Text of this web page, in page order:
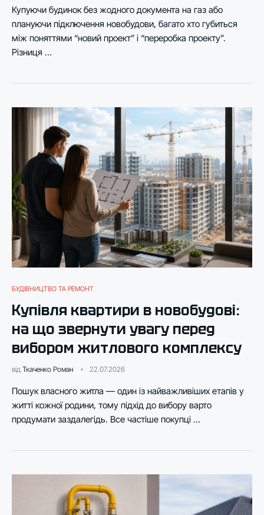
Купуючи будинок без жодного документа на газ або
плануючи підключення новобудови, багато хто губиться
між поняттями “новий проект” і “переробка проекту”.
Різниця …
БУДІВНИЦТВО ТА РЕМОНТ
Купівля квартири в новобудові:
на що звернути увагу перед
вибором житлового комплексу
від Ткаченко Роман 22.07.2026
Пошук власного житла — один із найважливіших етапів у
житті кожної родини, тому підхід до вибору варто
продумати заздалегідь. Все частіше покупці …